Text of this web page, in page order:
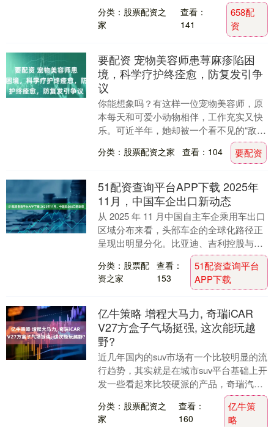
种常见的包包子手法，学会了你也能包出
漂亮的包子。 为什....
分类：股票配资之
家
查看：
141
658配
资
要配资 宠物美容师患荨麻疹陷困
境，科学疗护终痊愈，防复发引争
议
你能想象吗？有这样一位宠物美容师，原
本每天和可爱小动物相伴，工作充实又快
乐。可近半年，她却被一个看不见的“敌
人”折磨得苦不堪言。这“敌人”究竟是谁？
又为何让她的....
分类：股票配资之家 查看：104 要配资
51配资查询平台APP下载 2025年
11月，中国车企出口新动态
从 2025 年 11 月中国自主车企乘用车出口
区域分布来看，头部车企的全球化路径正
呈现出明显分化。比亚迪、吉利控股与奇
瑞控股虽同处出口第一梯队，但在核心市
场选....
分类：股票配
资之家
查看：
153
51配资查询平台
APP下载
亿牛策略 增程大马力, 奇瑞iCAR
V27方盒子气场挺强, 这次能玩越
野?
近几年国内的suv市场有一个比较明显的流
行趋势，其实就是在城市suv平台基础上开
发一些看起来比较硬派的产品，奇瑞汽车
在这个细分领域是吃到了一些红利的，除
了有捷途....
分类：股票配资之
家
查看：
160
亿牛策
略